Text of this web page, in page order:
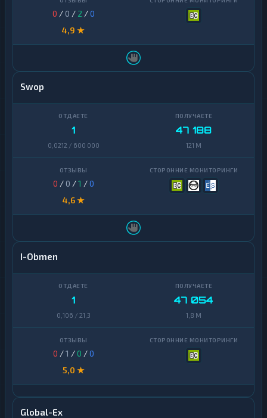
0 / 0 / 2 /0
4,9 ★
Swop
1
0,0212 / 600 000
47 188
121 M
0 / 0 /1 /0
4,6 ★
I-Obmen
1
0,106 / 21,3
47 054
1,8 M
0 /1 /0 /0
5,0 ★
Global-Ex